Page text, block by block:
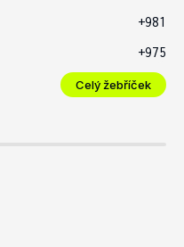
+981
+975
Celý žebříček